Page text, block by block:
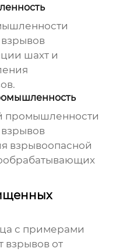
шахт и
промышленности
взрывоопасной
с примерами
взрывов от